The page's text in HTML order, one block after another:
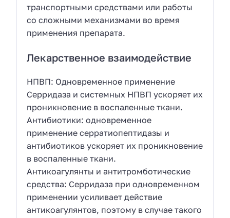
транспортными средствами или работы
со сложными механизмами во время
применения препарата.
Лекарственное взаимодействие
НПВП: Одновременное применение
Серридаза и системных НПВП ускоряет их
проникновение в воспаленные ткани.
Антибиотики: одновременное
применение серратиопептидазы и
антибиотиков ускоряет их проникновение
в воспаленные ткани.
Антикоагулянты и антитромботические
средства: Серридаза при одновременном
применении усиливает действие
антикоагулянтов, поэтому в случае такого